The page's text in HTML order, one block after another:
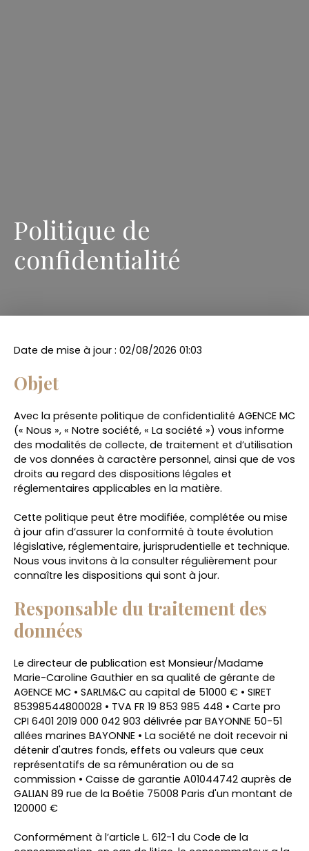
Politique de
confidentialité
Date de mise à jour : 02/08/2026 01:03
Objet
Avec la présente politique de confidentialité AGENCE MC
(« Nous », « Notre société, « La société ») vous informe
des modalités de collecte, de traitement et d’utilisation
de vos données à caractère personnel, ainsi que de vos
droits au regard des dispositions légales et
réglementaires applicables en la matière.
Cette politique peut être modifiée, complétée ou mise
à jour afin d’assurer la conformité à toute évolution
législative, réglementaire, jurisprudentielle et technique.
Nous vous invitons à la consulter régulièrement pour
connaître les dispositions qui sont à jour.
Responsable du traitement des
données
Le directeur de publication est Monsieur/Madame
Marie-Caroline Gauthier en sa qualité de gérante de
AGENCE MC • SARLM&C au capital de 51000 € • SIRET
85398544800028 • TVA FR 19 853 985 448 • Carte pro
CPI 6401 2019 000 042 903 délivrée par BAYONNE 50-51
allées marines BAYONNE • La société ne doit recevoir ni
détenir d'autres fonds, effets ou valeurs que ceux
représentatifs de sa rémunération ou de sa
commission • Caisse de garantie A01044742 auprès de
GALIAN 89 rue de la Boétie 75008 Paris d'un montant de
120000 €
Conformément à l’article L. 612-1 du Code de la